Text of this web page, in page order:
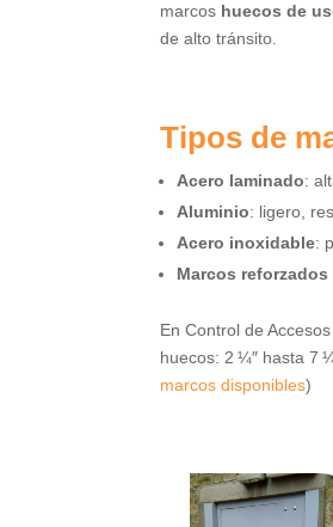
marcos huecos de
de alto tránsito.
Tipos de
Acero laminado:
Aluminio: ligero,
Acero inoxidable:
Marcos
En Control de
huecos: 2 ¼″ hasta 7
marcos disponibles)